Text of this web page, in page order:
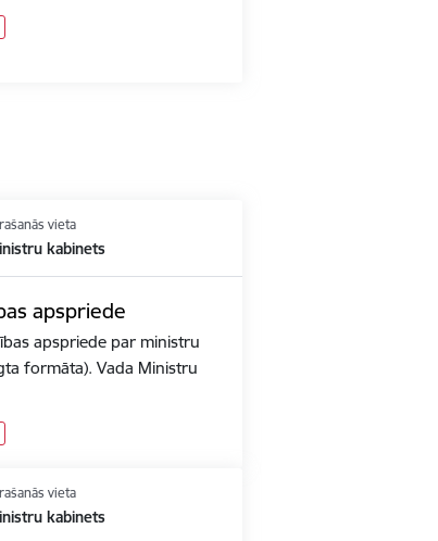
vieta
kabinets
apspriede
apspriede par ministru
formāta). Vada Ministru
vieta
kabinets